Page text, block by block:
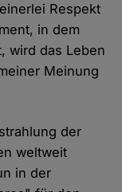
Respekt
in dem
wird das Leben
Meinung
der
weltweit
in der